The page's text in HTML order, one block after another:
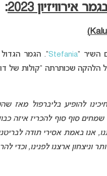
2023
:
Stefania“. הגמר
הלהקה שכותרתה “קולות של
להופיע בליברפול
סוף סוף להכריז איזה
אנו באמת אסירי תודה
וניצחון ארצנו לפנינו,